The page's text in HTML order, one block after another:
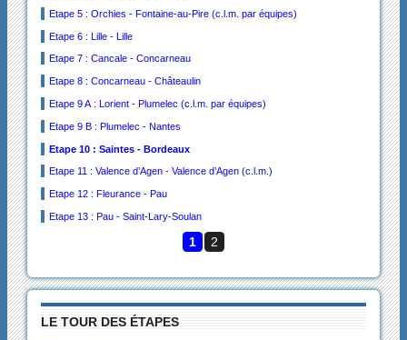
Etape 5 : Orchies - Fontaine-au-Pire (c.l.m. par équipes)
Etape 6 : Lille - Lille
Etape 7 : Cancale - Concarneau
Etape 8 : Concarneau - Châteaulin
Etape 9 A : Lorient - Plumelec (c.l.m. par équipes)
Etape 9 B : Plumelec - Nantes
Etape 10 : Saintes - Bordeaux
Etape 11 : Valence d’Agen - Valence d’Agen (c.l.m.)
Etape 12 : Fleurance - Pau
Etape 13 : Pau - Saint-Lary-Soulan
1 2
LE TOUR DES ÉTAPES